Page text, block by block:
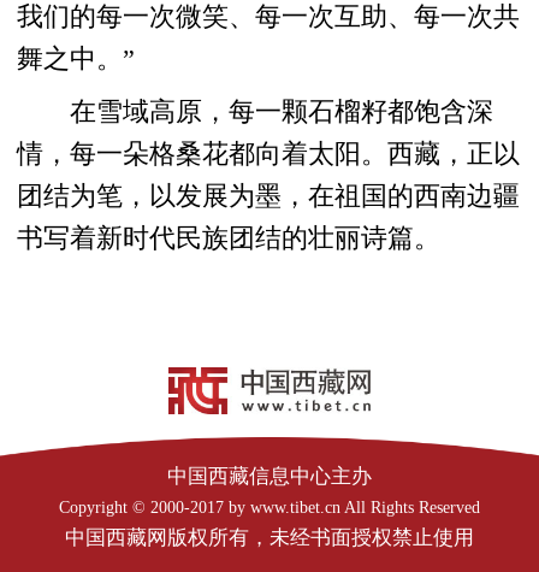
我们的每一次微笑、每一次互助、每一次共
舞之中。”
在雪域高原，每一颗石榴籽都饱含深
情，每一朵格桑花都向着太阳。西藏，正以
团结为笔，以发展为墨，在祖国的西南边疆
书写着新时代民族团结的壮丽诗篇。
中国西藏信息中心主办
Copyright © 2000-2017 by www.tibet.cn All Rights Reserved
中国西藏网版权所有，未经书面授权禁止使用